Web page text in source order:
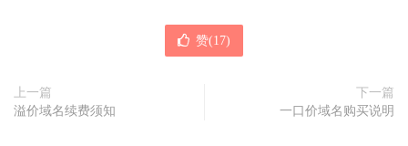
赞(17)
上一篇
溢价域名续费须知
下一篇
一口价域名购买说明